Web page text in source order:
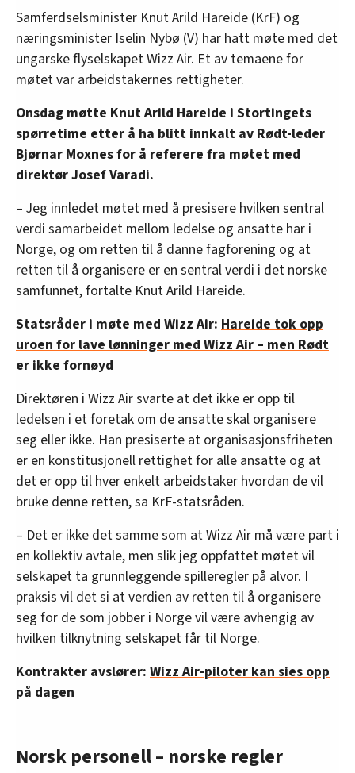
Samferdselsminister Knut Arild Hareide (KrF) og
næringsminister Iselin Nybø (V) har hatt møte med det
ungarske flyselskapet Wizz Air. Et av temaene for
møtet var arbeidstakernes rettigheter.
Onsdag møtte Knut Arild Hareide i Stortingets
spørretime etter å ha blitt innkalt av Rødt-leder
Bjørnar Moxnes for å referere fra møtet med
direktør Josef Varadi.
– Jeg innledet møtet med å presisere hvilken sentral
verdi samarbeidet mellom ledelse og ansatte har i
Norge, og om retten til å danne fagforening og at
retten til å organisere er en sentral verdi i det norske
samfunnet, fortalte Knut Arild Hareide.
Statsråder i møte med Wizz Air: Hareide tok opp
uroen for lave lønninger med Wizz Air – men Rødt
er ikke fornøyd
Direktøren i Wizz Air svarte at det ikke er opp til
ledelsen i et foretak om de ansatte skal organisere
seg eller ikke. Han presiserte at organisasjonsfriheten
er en konstitusjonell rettighet for alle ansatte og at
det er opp til hver enkelt arbeidstaker hvordan de vil
bruke denne retten, sa KrF-statsråden.
– Det er ikke det samme som at Wizz Air må være part i
en kollektiv avtale, men slik jeg oppfattet møtet vil
selskapet ta grunnleggende spilleregler på alvor. I
praksis vil det si at verdien av retten til å organisere
seg for de som jobber i Norge vil være avhengig av
hvilken tilknytning selskapet får til Norge.
Kontrakter avslører: Wizz Air-piloter kan sies opp
på dagen
Norsk personell – norske regler